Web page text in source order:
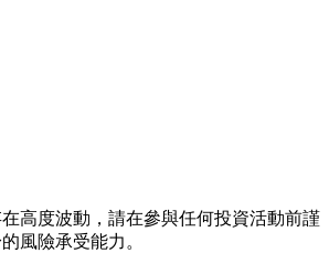
高度波動，請在參與任何投資活動前謹
風險承受能力。